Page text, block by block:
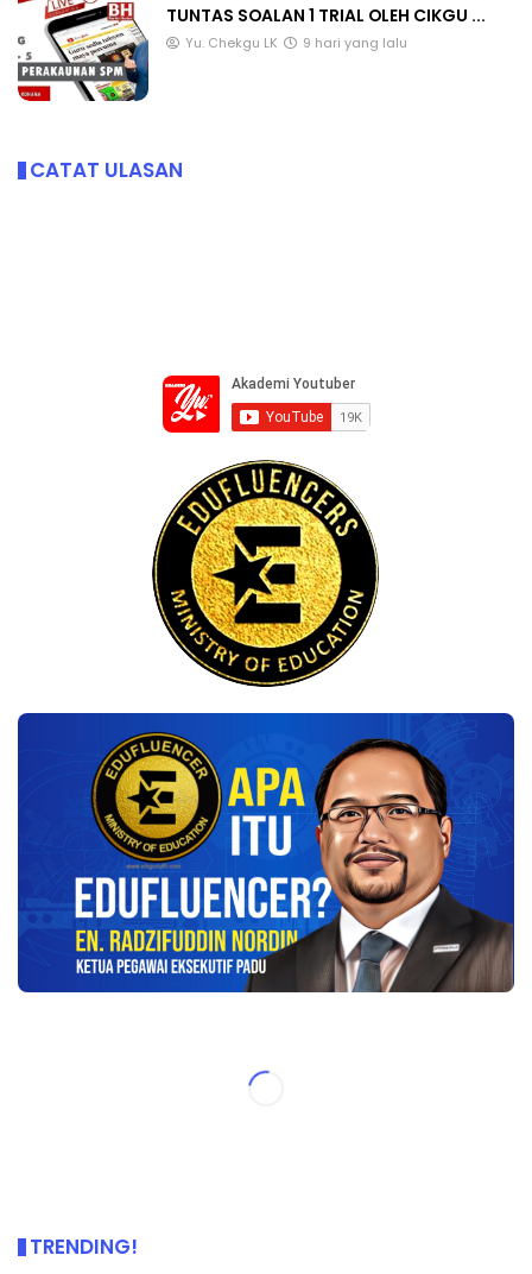
TUNTAS SOALAN 1 TRIAL OLEH CIKGU ...
Yu. Chekgu LK 9 hari yang lalu
CATAT ULASAN
TRENDING!